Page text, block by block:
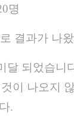
명
결과가 나
되었습
이 나오지
.